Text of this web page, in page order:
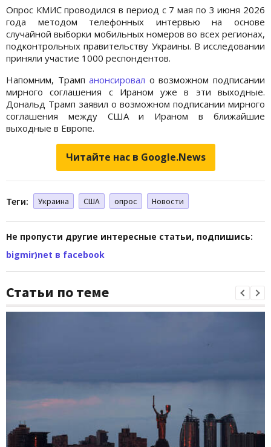
Опрос КМИС проводился в период с 7 мая по 3 июня 2026
года методом телефонных интервью на основе
случайной выборки мобильных номеров во всех регионах,
подконтрольных правительству Украины. В исследовании
приняли участие 1000 респондентов.
Напомним, Трампанонсировал о возможном подписании
мирного соглашения с Ираном уже в эти выходные.
Дональд Трамп заявил о возможном подписании мирного
соглашения между США и Ираном в ближайшие
выходные в Европе.
Читайте нас в Google.News
Теги: Украина США опрос Новости
Не пропусти другие интересные статьи, подпишись:
bigmir)net в facebook
Статьи по теме